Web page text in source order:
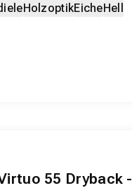
HolzoptikEicheHell
55 Dryback -